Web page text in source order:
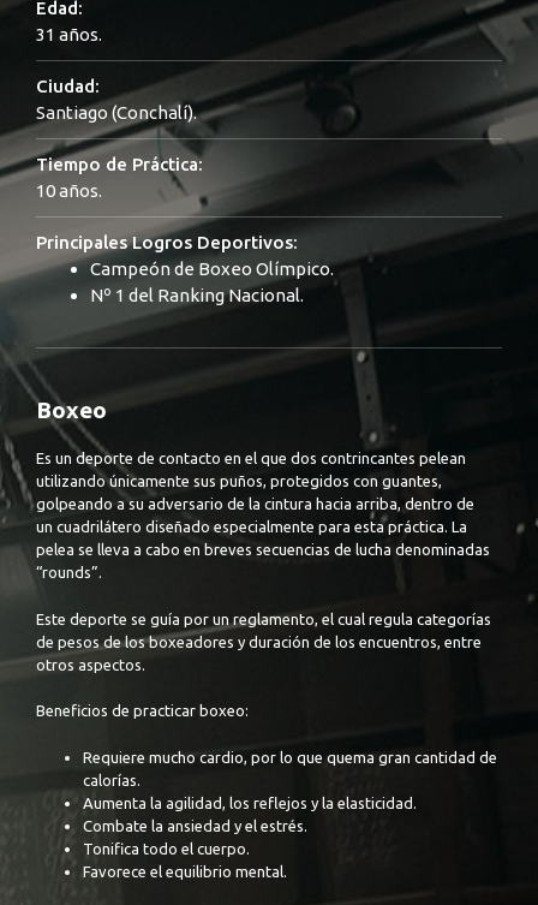
Edad:
31 años.
Ciudad:
Santiago (Conchalí).
Tiempo de Práctica:
10 años.
Principales Logros Deportivos:
Campeón de Boxeo Olímpico.
Nº 1 del Ranking Nacional.
Boxeo
Es un deporte de contacto en el que dos contrincantes pelean
utilizando únicamente sus puños, protegidos con guantes,
golpeando a su adversario de la cintura hacia arriba, dentro de
un cuadrilátero diseñado especialmente para esta práctica. La
pelea se lleva a cabo en breves secuencias de lucha denominadas
“rounds”.
Este deporte se guía por un reglamento, el cual regula categorías
de pesos de los boxeadores y duración de los encuentros, entre
otros aspectos.
Beneficios de practicar boxeo:
Requiere mucho cardio, por lo que quema gran cantidad de
calorías.
Aumenta la agilidad, los reflejos y la elasticidad.
Combate la ansiedad y el estrés.
Tonifica todo el cuerpo.
Favorece el equilibrio mental.